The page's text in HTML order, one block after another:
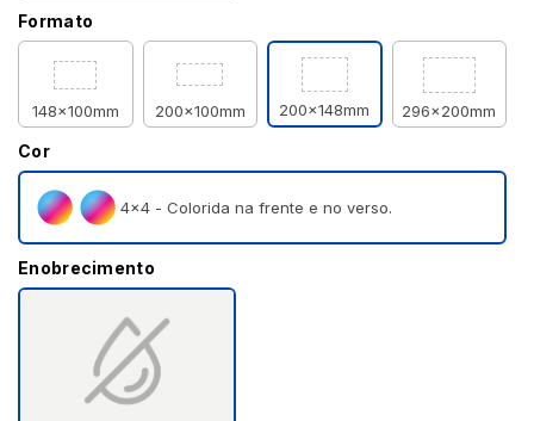
Formato
148x100mm 200x100mm 200x148mm 296x200mm
Cor
4×4 - Colorida na frente e no verso.
Enobrecimento